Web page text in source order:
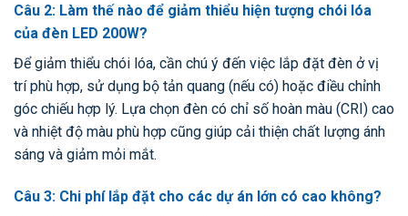
Câu 2: Làm thế nào để giảm thiểu hiện tượng chói lóa
của đèn LED 200W?
Để giảm thiểu chói lóa, cần chú ý đến việc lắp đặt đèn ở vị
trí phù hợp, sử dụng bộ tản quang (nếu có) hoặc điều chỉnh
góc chiếu hợp lý. Lựa chọn đèn có chỉ số hoàn màu (CRI) cao
và nhiệt độ màu phù hợp cũng giúp cải thiện chất lượng ánh
sáng và giảm mỏi mắt.
Câu 3: Chi phí lắp đặt cho các dự án lớn có cao không?